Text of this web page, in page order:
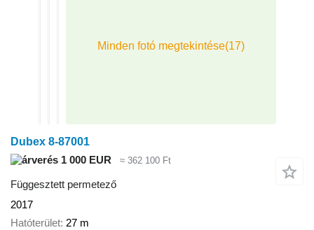
Dubex 8-87001
1 000 EUR
≈ 362 100 Ft
Függesztett permetező
2017
Hatóterület 27 m